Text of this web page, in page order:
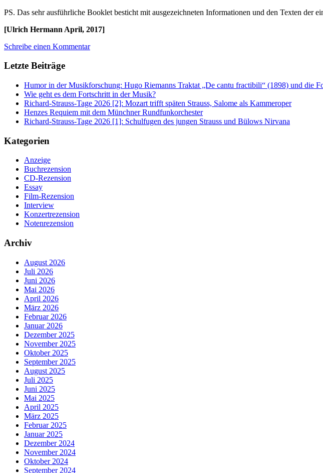
PS. Das sehr ausführliche Booklet besticht mit ausgezeichneten Informationen und den Texten der
[Ulrich Hermann April, 2017]
Schreibe einen Kommentar
Letzte Beiträge
Humor in der Musikforschung: Hugo Riemanns Traktat „De cantu fractibili“ (1898) und die
Wie geht es dem Fortschritt in der Musik?
Richard-Strauss-Tage 2026 [2]: Mozart trifft späten Strauss, Salome als Kammeroper
Henzes Requiem mit dem Münchner Rundfunkorchester
Richard-Strauss-Tage 2026 [1]: Schulfugen des jungen Strauss und Bülows Nirvana
Kategorien
Anzeige
Buchrezension
CD-Rezension
Essay
Film-Rezension
Interview
Konzertrezension
Notenrezension
Archiv
August 2026
Juli 2026
Juni 2026
Mai 2026
April 2026
März 2026
Februar 2026
Januar 2026
Dezember 2025
November 2025
Oktober 2025
September 2025
August 2025
Juli 2025
Juni 2025
Mai 2025
April 2025
März 2025
Februar 2025
Januar 2025
Dezember 2024
November 2024
Oktober 2024
September 2024